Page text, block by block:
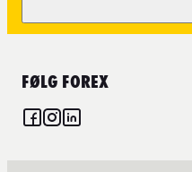
FØLG FOREX